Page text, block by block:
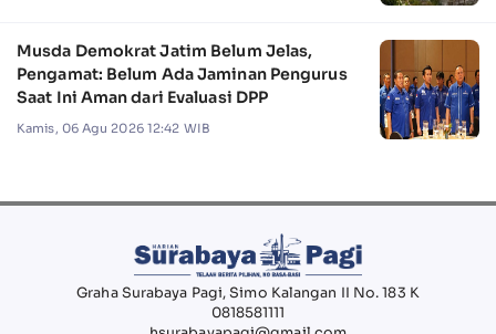
Musda Demokrat Jatim Belum Jelas,
Pengamat: Belum Ada Jaminan Pengurus
Saat Ini Aman dari Evaluasi DPP
Kamis, 06 Agu 2026 12:42 WIB
Graha Surabaya Pagi, Simo Kalangan II No. 183 K
0818581111